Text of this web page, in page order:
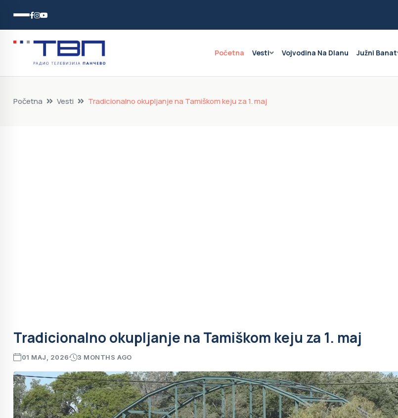
Početna Vesti Vojvodina Na Dlanu Južni Banat
Početna Vesti Tradicionalno okupljanje na Tamiškom keju za 1. maj
Tradicionalno okupljanje na Tamiškom keju za 1. maj
01 MAJ, 2026 3 MONTHS AGO